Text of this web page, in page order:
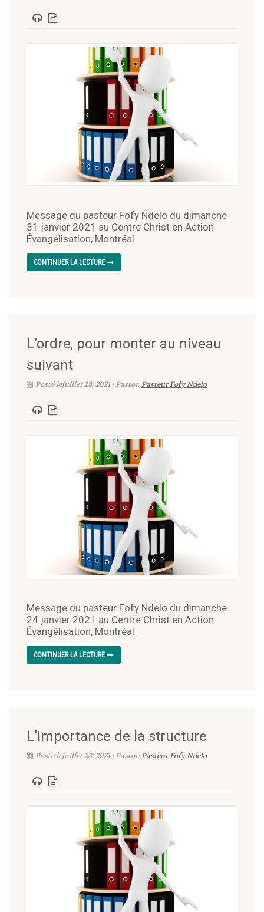
Message du pasteur Fofy Ndelo du dimanche
31 janvier 2021 au Centre Christ en Action
Évangélisation, Montréal
CONTINUER LA LECTURE
L’ordre, pour monter au niveau
suivant
Posté lejuillet 28, 2021 | Pastor:Pasteur Fofy Ndelo
Message du pasteur Fofy Ndelo du dimanche
24 janvier 2021 au Centre Christ en Action
Évangélisation, Montréal
CONTINUER LA LECTURE
L’importance de la structure
Posté lejuillet 28, 2021 | Pastor:Pasteur Fofy Ndelo